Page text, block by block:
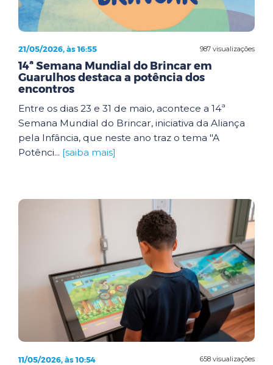
987 visualizações
21/05/2026, às 16:55
14ª Semana Mundial do Brincar em
Guarulhos destaca a potência dos
encontros
Entre os dias 23 e 31 de maio, acontece a 14ª
Semana Mundial do Brincar, iniciativa da Aliança
pela Infância, que neste ano traz o tema "A
Potênci... [saiba mais]
658 visualizações
11/05/2026, às 10:54